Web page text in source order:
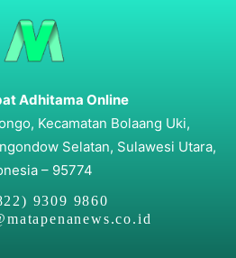
Adhitama Online
Kecamatan Bolaang Uki,
Selatan, Sulawesi Utara,
– 95774
9309 9860